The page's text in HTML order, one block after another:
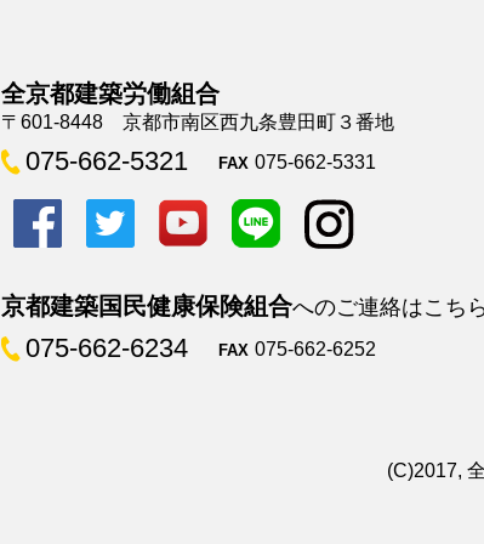
全京都建築労働組合
〒601-8448 京都市南区西九条豊田町３番地
075-662-5321 FAX 075-662-5331
京都建築国民健康保険組合へのご連絡はこち
075-662-6234 FAX 075-662-6252
(C)2017,